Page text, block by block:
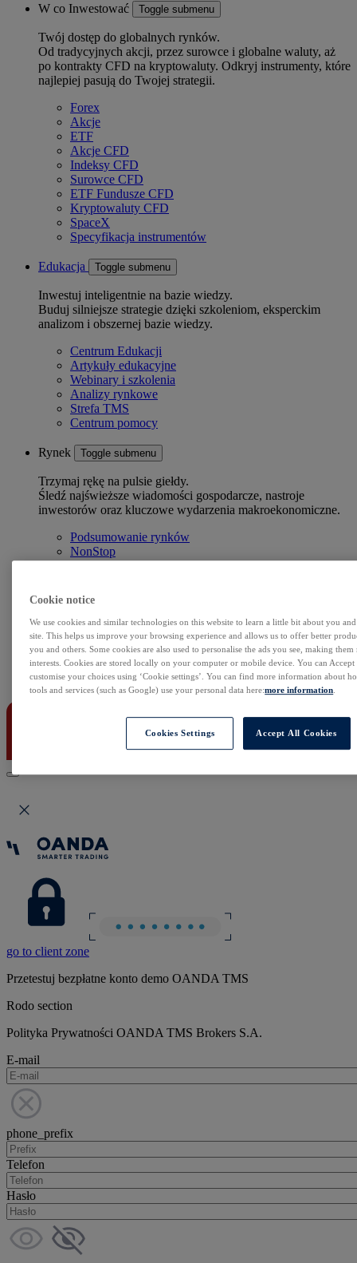
W co Inwestować Toggle submenu
Twój dostęp do globalnych rynków.
Od tradycyjnych akcji, przez surowce i globalne waluty, aż
po kontrakty CFD na kryptowaluty. Odkryj instrumenty, które
najlepiej pasują do Twojej strategii.
Forex
Akcje
ETF
Akcje CFD
Indeksy CFD
Surowce CFD
ETF Fundusze CFD
Kryptowaluty CFD
SpaceX
Specyfikacja instrumentów
Edukacja Toggle submenu
Inwestuj inteligentnie na bazie wiedzy.
Buduj silniejsze strategie dzięki szkoleniom, eksperckim
analizom i obszernej bazie wiedzy.
Centrum Edukacji
Artykuły edukacyjne
Webinary i szkolenia
Analizy rynkowe
Strefa TMS
Centrum pomocy
Rynek Toggle submenu
Trzymaj rękę na pulsie giełdy.
Śledź najświeższe wiadomości gospodarcze, nastroje
inwestorów oraz kluczowe wydarzenia makroekonomiczne.
Podsumowanie rynków
NonStop
Notowania Live
Skaner akcji
Zdarzenia korporacyjne
Sentyment Klientów
Rolowania
Kontakt
go to client zone
Przetestuj bezpłatne konto demo OANDA TMS
Rodo section
Polityka Prywatności OANDA TMS Brokers S.A.
E-mail
phone_prefix
Telefon
Hasło
Cookie notice
We use cookies and similar technologies on this website to learn a little bit about you
site. This helps us improve your browsing experience and allows us to offer better
you and others. Some cookies are also used to personalise the ads you see, making
interests. Cookies are stored locally on your computer or mobile device. You can
customise your choices using ‘Cookie settings’. You can find more information about
tools and services (such as Google) use your personal data here:more information
Cookies Settings Accept All Cookies